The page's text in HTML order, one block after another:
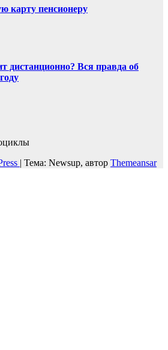
карту пенсионеру
дистанционно? Вся правда об
| Тема: Newsup, автор Themeansar